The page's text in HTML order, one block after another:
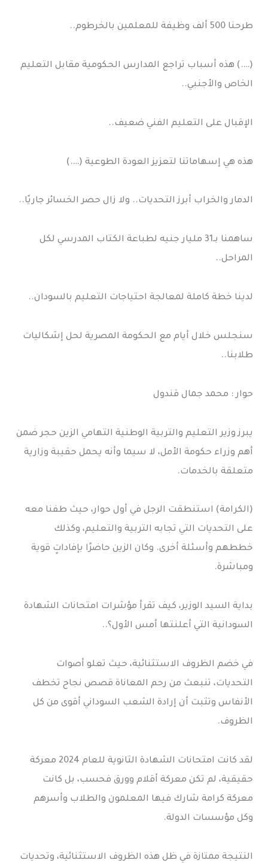
طرحنا 500 ألف وظيفة للمعلمين بالخرطوم..
(….) هذه أسباب تراجع المدارس الحكومية مقابل التعليم
الخاص والأجنبي..
الإقبال على التعليم الفني ضعيف..
هذه هي إسهاماتنا لتعزيز العودة الطوعية (….)
الدمار والخراب أبرز التحديات.. ولا زال حصر الخسائر جاريًا..
ساهمنا بـ31 مليار جنيه لطباعة الكتاب المدرسي لكل
المراحل..
لدينا خطة كاملة لمعالجة احتياجات التعليم بالسودان..
سنجلس خلال أيام مع الحكومة المصرية لحل إشكاليات
طلابنا..
حوار : محمد جمال قندول
يبرز وزير التعليم والتربية الوطنية التهامي الزين حجر ضمن
أهم وزراء حكومة الأمل، لا سيما وأنه يحمل حقيبة وزارية
متعلقة بالخدمات.
(الكرامة) استنطقت الرجل في أول حوار، حيث طفنا معه
على التحديات التي تجابه التربية والتعليم، وكذلك
خططهم وأسئلة أخرى. وكان الزين حاضرًا بإفاداتٍ قوية
ومباشرة.
بداية السيد الوزير، كيف تقرأ مؤشرات امتحانات الشهادة
السودانية التي أعلنتها أمس الأول؟..
في خضم الظروف الاستثنائية، حيث تعلو أصوات
التحديات، تنبعث من رحم المعاناة قصص نجاح تخطف
الأنفاس وتثبت أن إرادة الشعب السوداني أقوى من كل
الظروف.
لقد كانت امتحانات الشهادة الثانوية للعام 2024 معركة
حقيقية، لم تكن معركة أقلام وورق فحسب، بل كانت
معركة كرامة شارك فيها المعلمون والطلاب وأسرهم
وكل مؤسسات الدولة.
النتيجة ممتازة في ظل هذه الظروف الاستثنائية، وتحديات